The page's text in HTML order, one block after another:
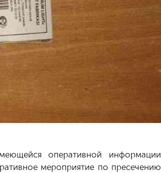
оперативной информации
мероприятие по пресечению